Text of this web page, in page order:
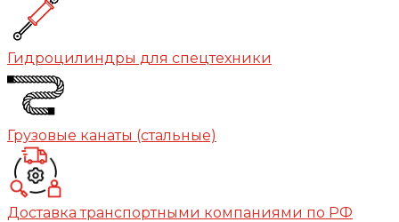
Гидроцилиндры для спецтехники
Грузовые канаты (стальные)
Доставка транспортными компаниями по РФ